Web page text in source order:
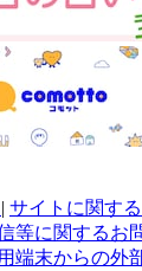
| サイトに関す
等に関するお
端末からの外